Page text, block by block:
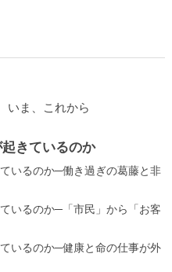
いま、これから
きているのか
いるのか─働き過ぎの葛藤と非
いるのか─「市民」から「お客
いるのか─健康と命の仕事が外